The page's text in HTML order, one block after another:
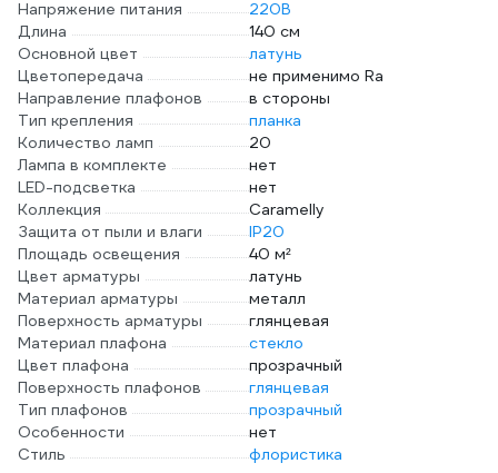
Напряжение питания
220В
Длина
140 см
Основной цвет
латунь
Цветопередача
не применимо Ra
Направление плафонов
в стороны
Тип крепления
планка
Количество ламп
20
Лампа в комплекте
нет
LED-подсветка
нет
Коллекция
Caramelly
Защита от пыли и влаги
IP20
Площадь освещения
40 м²
Цвет арматуры
латунь
Материал арматуры
металл
Поверхность арматуры
глянцевая
Материал плафона
стекло
Цвет плафона
прозрачный
Поверхность плафонов
глянцевая
Тип плафонов
прозрачный
Особенности
нет
Стиль
флористика